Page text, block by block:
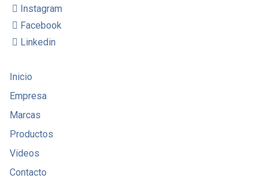
Instagram
Facebook
Linkedin
Inicio
Empresa
Marcas
Productos
Videos
Contacto